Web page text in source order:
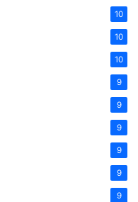
10
10
10
9
9
9
9
9
9